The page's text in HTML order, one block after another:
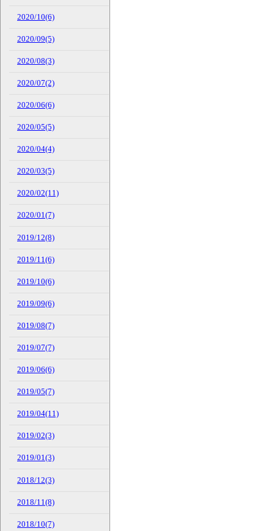
2020/10(6)
2020/09(5)
2020/08(3)
2020/07(2)
2020/06(6)
2020/05(5)
2020/04(4)
2020/03(5)
2020/02(11)
2020/01(7)
2019/12(8)
2019/11(6)
2019/10(6)
2019/09(6)
2019/08(7)
2019/07(7)
2019/06(6)
2019/05(7)
2019/04(11)
2019/02(3)
2019/01(3)
2018/12(3)
2018/11(8)
2018/10(7)